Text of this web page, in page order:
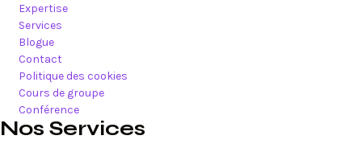
Expertise
Services
Blogue
Contact
Politique des cookies
Cours de groupe
Conférence
Nos Services